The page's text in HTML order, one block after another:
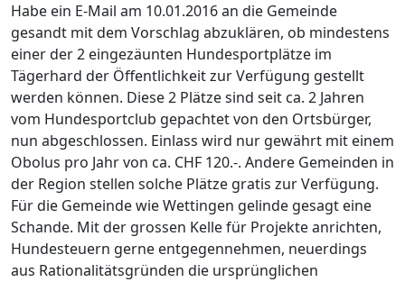
Habe ein E-Mail am 10.01.2016 an die Gemeinde
gesandt mit dem Vorschlag abzuklären, ob mindestens
einer der 2 eingezäunten Hundesportplätze im
Tägerhard der Öffentlichkeit zur Verfügung gestellt
werden können. Diese 2 Plätze sind seit ca. 2 Jahren
vom Hundesportclub gepachtet von den Ortsbürger,
nun abgeschlossen. Einlass wird nur gewährt mit einem
Obolus pro Jahr von ca. CHF 120.-. Andere Gemeinden in
der Region stellen solche Plätze gratis zur Verfügung.
Für die Gemeinde wie Wettingen gelinde gesagt eine
Schande. Mit der grossen Kelle für Projekte anrichten,
Hundesteuern gerne entgegennehmen, neuerdings
aus Rationalitätsgründen die ursprünglichen